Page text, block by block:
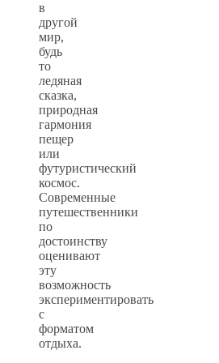
в
другой
мир,
будь
то
ледяная
сказка,
природная
гармония
пещер
или
футуристический
космос.
Современные
путешественники
по
достоинству
оценивают
эту
возможность
экспериментировать
с
форматом
отдыха.